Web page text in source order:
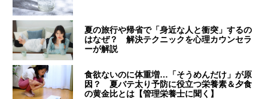
夏の旅行や帰省で「身近な人と衝突」するの
はなぜ？ 解決テクニックを心理カウンセラ
ーが解説
食欲ないのに体重増…「そうめんだけ」が原
因？ 夏バテ太り予防に役立つ栄養素＆夕食
の黄金比とは【管理栄養士に聞く】